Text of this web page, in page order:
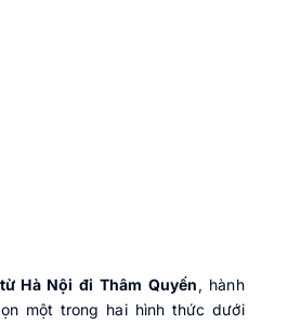
Hà Nội đi Thâm Quyến, hành
một trong hai hình thức dưới